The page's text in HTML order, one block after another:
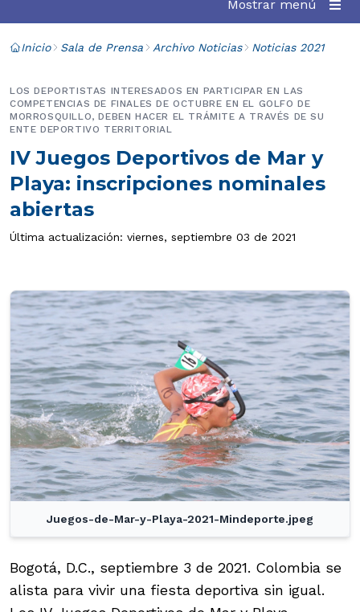
Mostrar menú
Inicio Sala de Prensa Archivo Noticias Noticias 2021
IV Juegos Deportivos de Mar y
Playa: inscripciones nominales
abiertas
LOS DEPORTISTAS INTERESADOS EN PARTICIPAR EN LAS
COMPETENCIAS DE FINALES DE OCTUBRE EN EL GOLFO DE
MORROSQUILLO, DEBEN HACER EL TRÁMITE A TRAVÉS DE SU
ENTE DEPORTIVO TERRITORIAL
Última actualización: viernes, septiembre 03 de 2021
Juegos-de-Mar-y-Playa-2021-Mindeporte.jpeg
Bogotá, D.C., septiembre 3 de 2021. Colombia se
alista para vivir una fiesta deportiva sin igual.